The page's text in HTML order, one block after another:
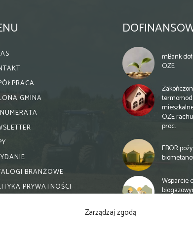
Zarządzaj zgodą
GMINA
BRANŻOWE
PRYWATNOŚCI
mBank
OZE
OZE
proc.
EBOR
Wsparcie